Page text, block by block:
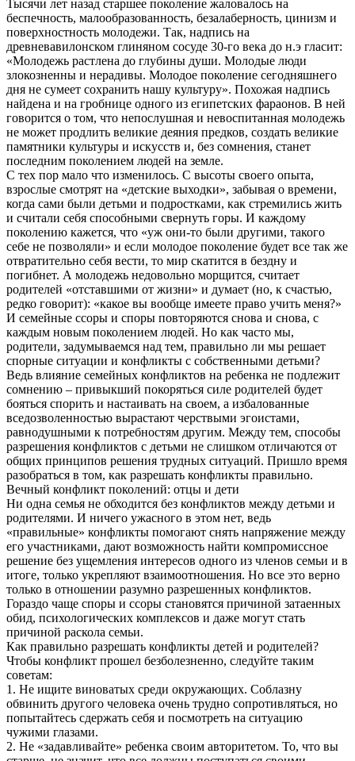
Тысячи лет назад старшее поколение жаловалось на
беспечность, малообразованность, безалаберность, цинизм и
поверхностность молодежи. Так, надпись на
древневавилонском глиняном сосуде 30-го века до н.э гласит:
«Молодежь растлена до глубины души. Молодые люди
злокозненны и нерадивы. Молодое поколение сегодняшнего
дня не сумеет сохранить нашу культуру». Похожая надпись
найдена и на гробнице одного из египетских фараонов. В ней
говорится о том, что непослушная и невоспитанная молодежь
не может продлить великие деяния предков, создать великие
памятники культуры и искусств и, без сомнения, станет
последним поколением людей на земле.
С тех пор мало что изменилось. С высоты своего опыта,
взрослые смотрят на «детские выходки», забывая о времени,
когда сами были детьми и подростками, как стремились жить
и считали себя способными свернуть горы. И каждому
поколению кажется, что «уж они-то были другими, такого
себе не позволяли» и если молодое поколение будет все так же
отвратительно себя вести, то мир скатится в бездну и
погибнет. А молодежь недовольно морщится, считает
родителей «отставшими от жизни» и думает (но, к счастью,
редко говорит): «какое вы вообще имеете право учить меня?»
И семейные ссоры и споры повторяются снова и снова, с
каждым новым поколением людей. Но как часто мы,
родители, задумываемся над тем, правильно ли мы решает
спорные ситуации и конфликты с собственными детьми?
Ведь влияние семейных конфликтов на ребенка не подлежит
сомнению – привыкший покоряться силе родителей будет
бояться спорить и настаивать на своем, а избалованные
вседозволенностью вырастают черствыми эгоистами,
равнодушными к потребностям другим. Между тем, способы
разрешения конфликтов с детьми не слишком отличаются от
общих принципов решения трудных ситуаций. Пришло время
разобраться в том, как разрешать конфликты правильно.
Вечный конфликт поколений: отцы и дети
Ни одна семья не обходится без конфликтов между детьми и
родителями. И ничего ужасного в этом нет, ведь
«правильные» конфликты помогают снять напряжение между
его участниками, дают возможность найти компромиссное
решение без ущемления интересов одного из членов семьи и в
итоге, только укрепляют взаимоотношения. Но все это верно
только в отношении разумно разрешенных конфликтов.
Гораздо чаще споры и ссоры становятся причиной затаенных
обид, психологических комплексов и даже могут стать
причиной раскола семьи.
Как правильно разрешать конфликты детей и родителей?
Чтобы конфликт прошел безболезненно, следуйте таким
советам:
1. Не ищите виноватых среди окружающих. Соблазну
обвинить другого человека очень трудно сопротивляться, но
попытайтесь сдержать себя и посмотреть на ситуацию
чужими глазами.
2. Не «задавливайте» ребенка своим авторитетом. То, что вы